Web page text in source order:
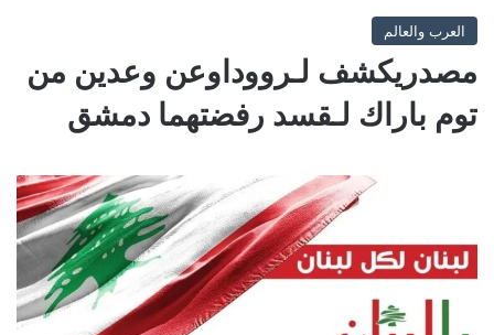
العرب والعالم
مصدريكشف لـرووداوعن وعدين من
توم باراك لـقسد رفضتهما دمشق